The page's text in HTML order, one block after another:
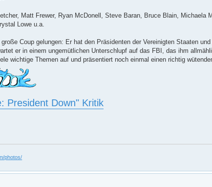
Matt Frewer, Ryan McDonell, Steve Baran, Bruce Blain, Michaela
Lowe u.a.
Coup gelungen: Er hat den Präsidenten der Vereinigten Staaten
er in einem ungemütlichen Unterschlupf auf das FBI, das ihm
wichtige Themen auf und präsentiert noch einmal einen richtig
President Down" Kritik
photos/